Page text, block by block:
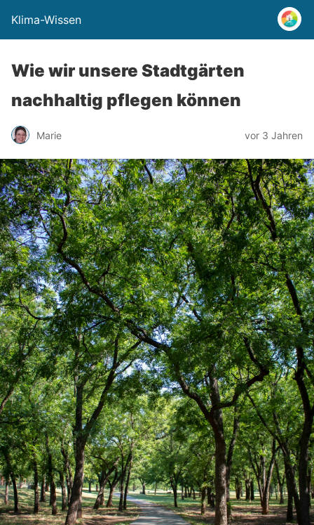
Klima-Wissen
Wie wir unsere Stadtgärten
nachhaltig pflegen können
Marie vor 3 Jahren